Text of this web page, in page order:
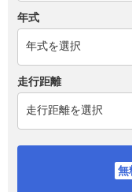
年式
走行距離